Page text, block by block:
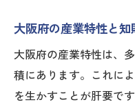
大阪府の産業特性と知
大阪府の産業特性は、
積にあります。これに
を生かすことが肝要で